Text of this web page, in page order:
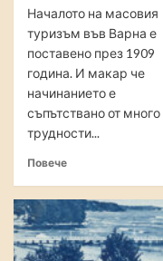
Началото на масовия
туризъм във Варна е
поставено през 1909
година. И макар че
начинанието е
съпътствано от много
трудности...
Повече